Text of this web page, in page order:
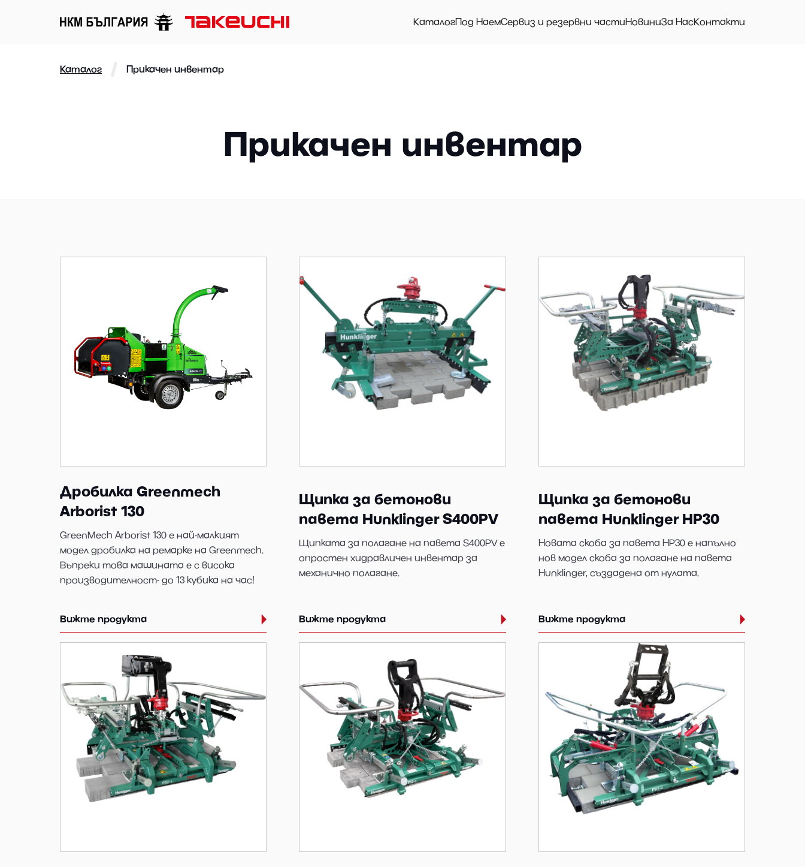
КаталогПод НаемСервиз и резервни частиНовиниЗа НасКонтакти
Каталог Прикачен инвентар
Прикачен инвентар
Дробилка Greenmech
Arborist 130
GreenMech Arborist 130 е най-малкият
модел дробилка на ремарке на Greenmech.
Въпреки това машината е с висока
производителност- до 13 кубика на час!
Вижте продукта
Щипка за бетонови
павета Hunklinger S400PV
Щипката за полагане на павета S400PV е
опростен хидравличен инвентар за
механично полагане.
Вижте продукта
Щипка за бетонови
павета Hunklinger HP30
Новата скоба за павета HP30 е напълно
нов модел скоба за полагане на павета
Hunklinger, създадена от нулата.
Вижте продукта